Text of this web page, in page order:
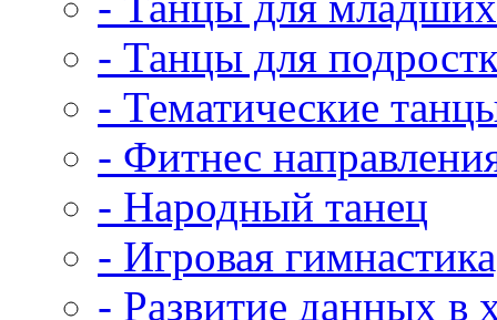
- Танцы для
- Тематические
- Фитнес
- Народный танец
- Игровая
- Развитие данных в